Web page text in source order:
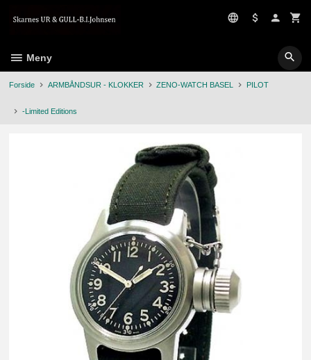
Meny
Forside ARMBÅNDSUR - KLOKKER ZENO-WATCH BASEL PILOT
-Limited Editions